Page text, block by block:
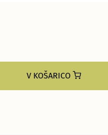
V KOŠARICO